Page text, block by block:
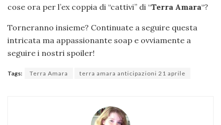
cose ora per l’ex coppia di “cattivi” di “Terra Amara“?
Torneranno insieme? Continuate a seguire questa
intricata ma appassionante soap e ovviamente a
seguire i nostri spoiler!
Tags: Terra Amara terra amara anticipazioni 21 aprile